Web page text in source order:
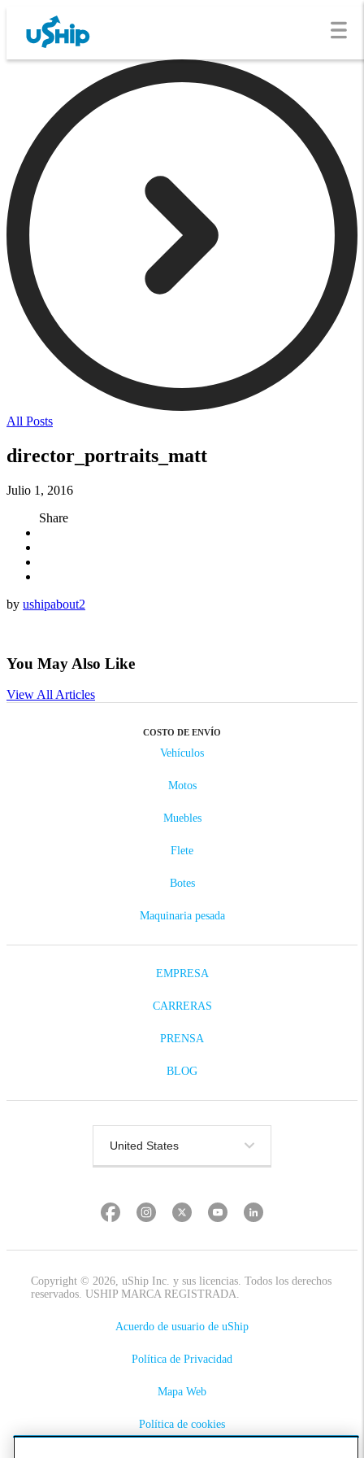
All Posts
director_portraits_matt
Julio 1, 2016
Share
by ushipabout2
You May Also Like
View All Articles
COSTO DE ENVÍO
Vehículos
Motos
Muebles
Flete
Botes
Maquinaria pesada
EMPRESA
CARRERAS
PRENSA
BLOG
Copyright © 2026, uShip Inc. y sus licencias. Todos los derechos
reservados. USHIP MARCA REGISTRADA.
Acuerdo de usuario de uShip
Política de Privacidad
Mapa Web
Política de cookies